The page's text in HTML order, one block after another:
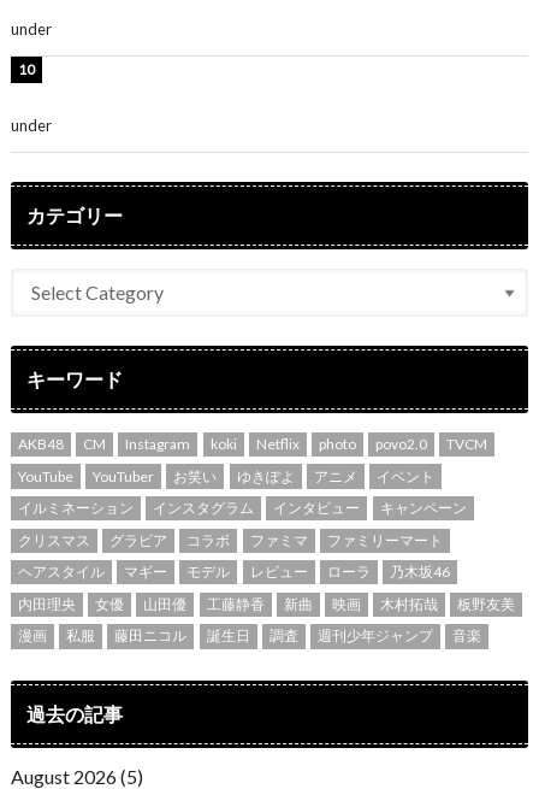
under
under
カテゴリー
キーワード
AKB48 CM Instagram koki Netflix photo povo2.0
TVCM
YouTube
YouTuber お笑い ゆきぽよ アニメ
イベント
イルミネーション
インスタグラム インタビュー
キャンペーン
クリスマス
グラビア コラボ ファミマ
ファミリーマート
ヘアスタイル
マギー モデル レビュー ローラ
乃木坂46
内田理央
女優 山田優 工藤静香 新曲 映画 木村拓哉
板野友美
漫画
私服 藤田ニコル 誕生日 調査 週刊少年ジャンプ 音楽
過去の記事
August 2026 (5)